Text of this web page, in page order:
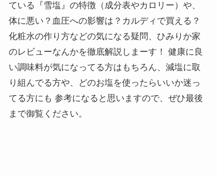
ている『雪塩』の特徴（成分表やカロリー）や、
体に悪い？血圧への影響は？カルディで買える？
化粧水の作り方などの気になる疑問、ひみりか家
のレビューなんかを徹底解説しまーす！ 健康に良
い調味料が気になってる方はもちろん、減塩に取
り組んでる方や、どのお塩を使ったらいいか迷っ
てる方にも 参考になると思いますので、ぜひ最後
まで御覧ください。